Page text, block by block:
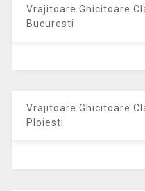
Vrajitoare Ghicitoare
Bucuresti
Vrajitoare Ghicitoare
Ploiesti